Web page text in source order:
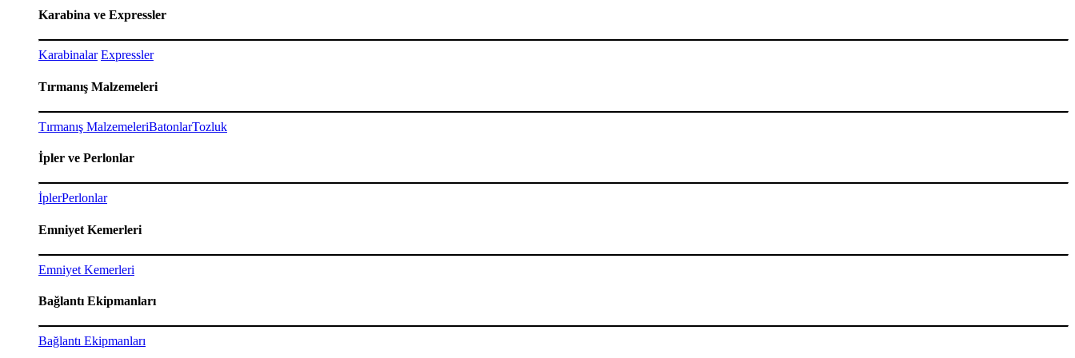
Karabina ve Expressler
Karabinalar Expressler
Tırmanış Malzemeleri
Tırmanış MalzemeleriBatonlarTozluk
İpler ve Perlonlar
İplerPerlonlar
Emniyet Kemerleri
Emniyet Kemerleri
Bağlantı Ekipmanları
Bağlantı Ekipmanları